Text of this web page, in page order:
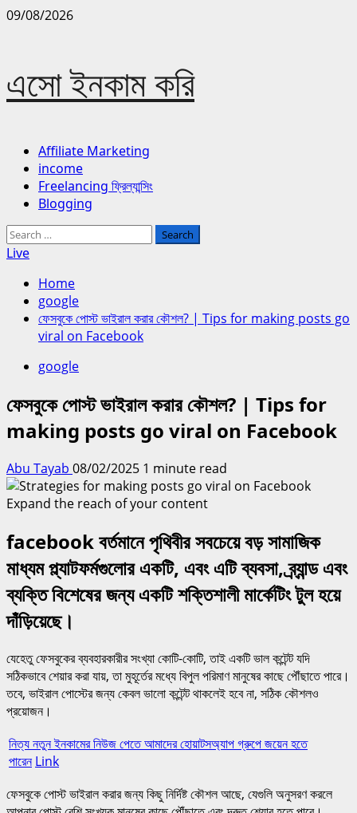
Skip
09/08/2026
এসো ইনকাম করি
Primary
Menu
Affiliate Marketing
income
Freelancing ফ্রিল্যান্সিং
Blogging
Search
for:
Live
Home
google
ফেসবুকে পোস্ট ভাইরাল করার কৌশল? | Tips for making posts go
viral on Facebook
google
ফেসবুকে পোস্ট ভাইরাল করার কৌশল? | Tips for
making posts go viral on Facebook
Abu Tayab 08/02/2025 1 minute read
facebook বর্তমানে পৃথিবীর সবচেয়ে বড় সামাজিক
মাধ্যম প্ল্যাটফর্মগুলোর একটি, এবং এটি ব্যবসা, ব্র্যান্ড এবং
ব্যক্তি বিশেষের জন্য একটি শক্তিশালী মার্কেটিং টুল হয়ে
দাঁড়িয়েছে।
যেহেতু ফেসবুকের ব্যবহারকারীর সংখ্যা কোটি-কোটি, তাই একটি ভাল কন্টেন্ট যদি
সঠিকভাবে শেয়ার করা যায়, তা মুহূর্তের মধ্যে বিপুল পরিমাণ মানুষের কাছে পৌঁছাতে পারে।
তবে, ভাইরাল পোস্টের জন্য কেবল ভালো কন্টেন্ট থাকলেই হবে না, সঠিক কৌশলও
প্রয়োজন।
নিত্য নতুন ইনকামের নিউজ পেতে আমাদের হোয়াটসঅ্যাপ গ্রুপে জয়েন হতে
পারেন Link
ফেসবুকে পোস্ট ভাইরাল করার জন্য কিছু নির্দিষ্ট কৌশল আছে, যেগুলি অনুসরণ করলে